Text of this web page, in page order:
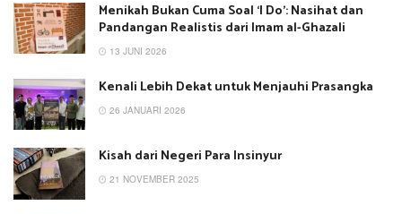
Menikah Bukan Cuma Soal ‘I Do’: Nasihat dan
Pandangan Realistis dari Imam al-Ghazali
13 JUNI 2026
Kenali Lebih Dekat untuk Menjauhi Prasangka
26 JANUARI 2026
Kisah dari Negeri Para Insinyur
21 NOVEMBER 2025